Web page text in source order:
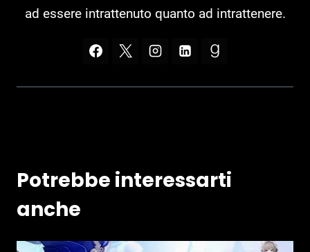
ad essere intrattenuto quanto ad intrattenere.
Potrebbe interessarti
anche